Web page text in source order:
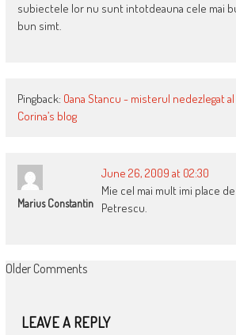
subiectele lor nu sunt intotdeauna cele mai
bun simt.
Pingback: Oana Stancu - misterul nedezlegat
Corina’s blog
Marius Constantin
June 26, 2009 at 02:30
Mie cel mai mult imi place
Petrescu.
COMMENT
Older Comments
LEAVE A REPLY